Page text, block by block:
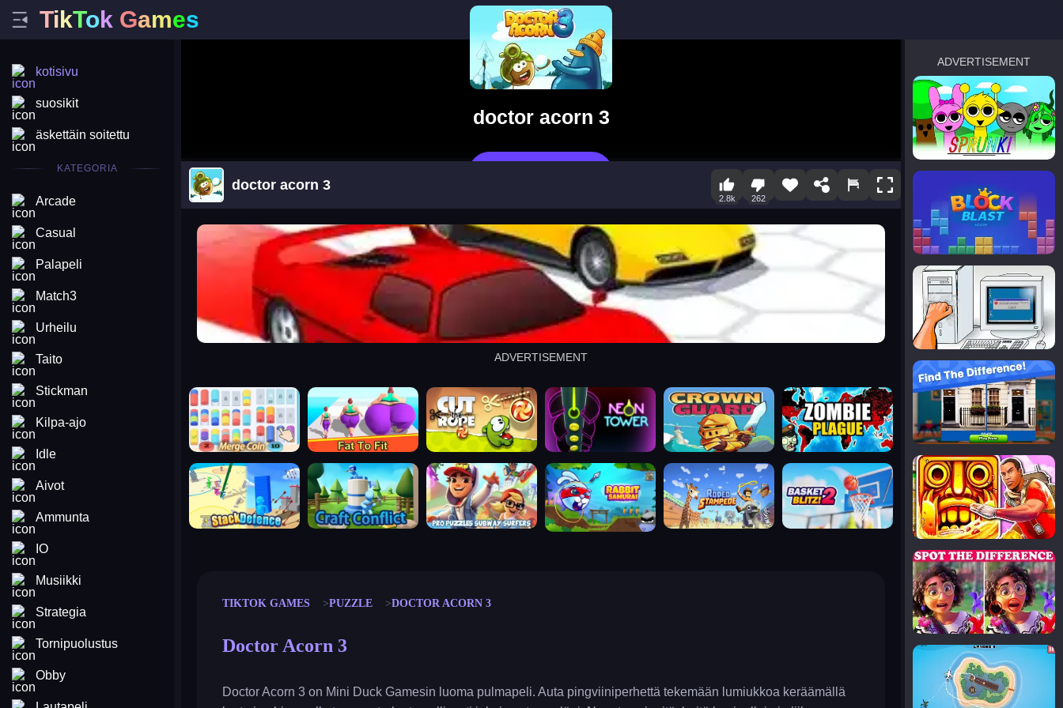
TikTok Games
kotisivu
suosikit
äskettäin soitettu
KATEGORIA
Arcade
Casual
Palapeli
Match3
Urheilu
Taito
Stickman
Kilpa-ajo
Idle
Aivot
Ammunta
IO
Musiikki
Strategia
Tornipuolustus
Obby
doctor acorn 3
doctor acorn 3
2.8k 262
arena king
ADVERTISEMENT
merge coin fat to fit cut the rope neon tower crown guard zombie plague
stack defence craft conflict subway surfers rabbit samurai rodeo stampede basket blitz
TIKTOK GAMES PUZZLE DOCTOR ACORN 3
Doctor Acorn 3
Doctor Acorn 3 on Mini Duck Gamesin luoma pulmapeli. Auta pingviiniperhettä tekemään lumiukkoa keräämällä
ADVERTISEMENT
sprunki
Blocky Blast!
smash it
notice the difference
temple run 2
spot the differences
silly sky